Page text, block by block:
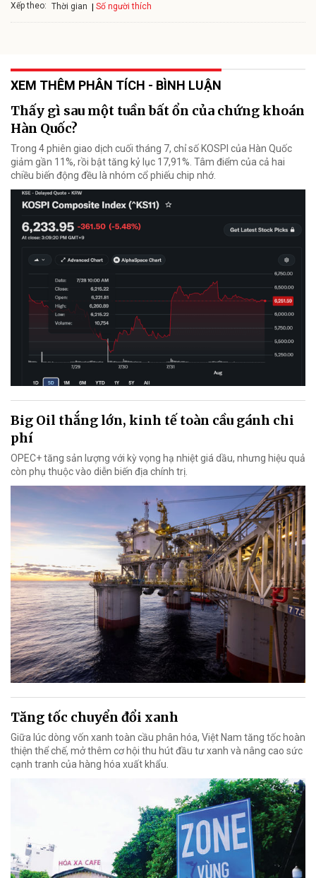
Xếp theo: Thời gian Số người thích
XEM THÊM PHÂN TÍCH - BÌNH LUẬN
Thấy gì sau một tuần bất ổn của chứng khoán
Hàn Quốc?
Trong 4 phiên giao dịch cuối tháng 7, chỉ số KOSPI của Hàn Quốc
giảm gần 11%, rồi bật tăng kỷ lục 17,91%. Tâm điểm của cả hai
chiều biến động đều là nhóm cổ phiếu chip nhớ.
Big Oil thắng lớn, kinh tế toàn cầu gánh chi
phí
OPEC+ tăng sản lượng với kỳ vọng hạ nhiệt giá dầu, nhưng hiệu quả
còn phụ thuộc vào diễn biến địa chính trị.
Tăng tốc chuyển đổi xanh
Giữa lúc dòng vốn xanh toàn cầu phân hóa, Việt Nam tăng tốc hoàn
thiện thể chế, mở thêm cơ hội thu hút đầu tư xanh và nâng cao sức
cạnh tranh của hàng hóa xuất khẩu.